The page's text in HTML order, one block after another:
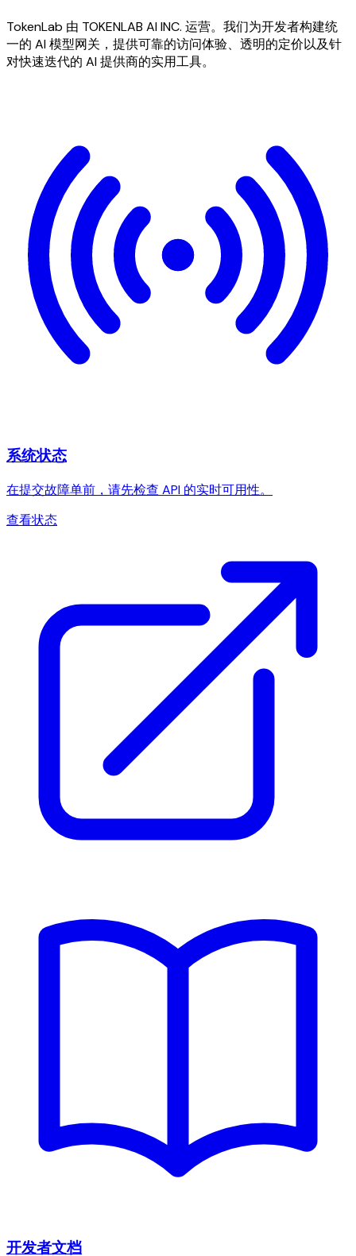
TokenLab 由 TOKENLAB AI INC. 运营。我们为开发者构建统
一的 AI 模型网关，提供可靠的访问体验、透明的定价以及针
对快速迭代的 AI 提供商的实用工具。
系统状态
在提交故障单前，请先检查 API 的实时可用性。
查看状态
开发者文档